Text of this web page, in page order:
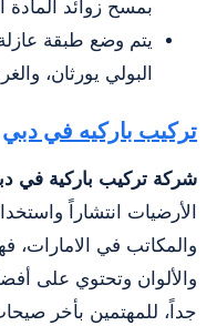
بمسح زوائد
يتم وضع طبقة
البولي يورثان،
‏تركيب باركيه في دبي
شركة تركيب باركية في
الأرضيات انتشاراً
والمكاتب في الامارات،
والألوان وتحتوي على
جداً، للمهتمين بأخر